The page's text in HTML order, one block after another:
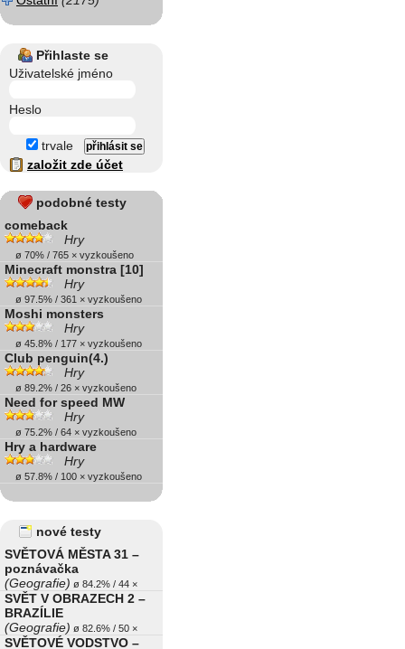
Přihlaste se
Uživatelské jméno
Heslo
trvale
založit zde účet
podobné testy
comeback
Hry
ø 70% / 765 × vyzkoušeno
Minecraft monstra [10]
Hry
ø 97.5% / 361 × vyzkoušeno
Moshi monsters
Hry
ø 45.8% / 177 × vyzkoušeno
Club penguin(4.)
Hry
ø 89.2% / 26 × vyzkoušeno
Need for speed MW
Hry
ø 75.2% / 64 × vyzkoušeno
Hry a hardware
Hry
ø 57.8% / 100 × vyzkoušeno
nové testy
SVĚTOVÁ MĚSTA 31 –
poznávačka
(Geografie) ø 84.2% / 44 ×
SVĚT V OBRAZECH 2 –
BRAZÍLIE
(Geografie) ø 82.6% / 50 ×
SVĚTOVÉ VODSTVO –